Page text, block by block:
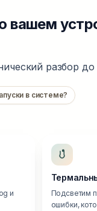
вашем
разбор
в системе?
и
Подсветим
ошибки,